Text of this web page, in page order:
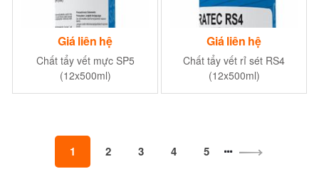
Giá liên hệ
Chất tẩy vết mực SP5
(12x500ml)
Giá liên hệ
Chất tẩy vết rỉ sét RS4
(12x500ml)
1 2 3 4 5